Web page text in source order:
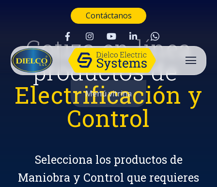
Contáctanos
Menú vitrina
Cotiza en línea
productos de
Electrificación y
Control
Selecciona los productos de
Maniobra y Control que requieres